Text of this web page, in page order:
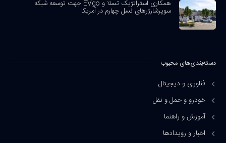
همکاری استراتژیک تسلا و EVgo جهت توسعه شبکه
سوپرشارژرهای نسل چهارم در آمریکا
دسته‌بندی‌های محبوب
فناوری و دیجیتال
خودرو و حمل و نقل
آموزش و راهنما
اخبار و رویدادها